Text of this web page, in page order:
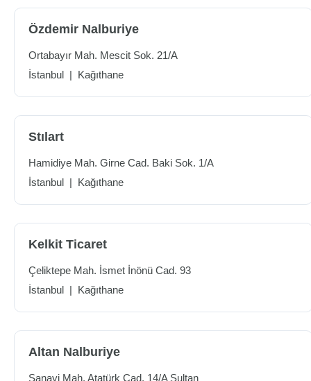
Özdemir Nalburiye
Ortabayır Mah. Mescit Sok. 21/A
İstanbul | Kağıthane
Stılart
Hamidiye Mah. Girne Cad. Baki Sok. 1/A
İstanbul | Kağıthane
Kelkit Ticaret
Çeliktepe Mah. İsmet İnönü Cad. 93
İstanbul | Kağıthane
Altan Nalburiye
Sanayi Mah. Atatürk Cad. 14/A Sultan